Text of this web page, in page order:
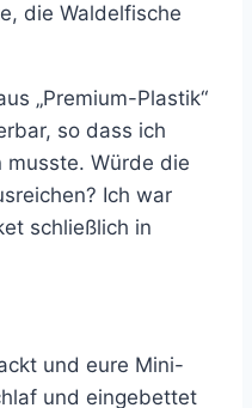
die Waldelfische
„Premium-Plastik“
so dass ich
musste. Würde die
Ich war
schließlich in
und eure Mini-
und eingebettet